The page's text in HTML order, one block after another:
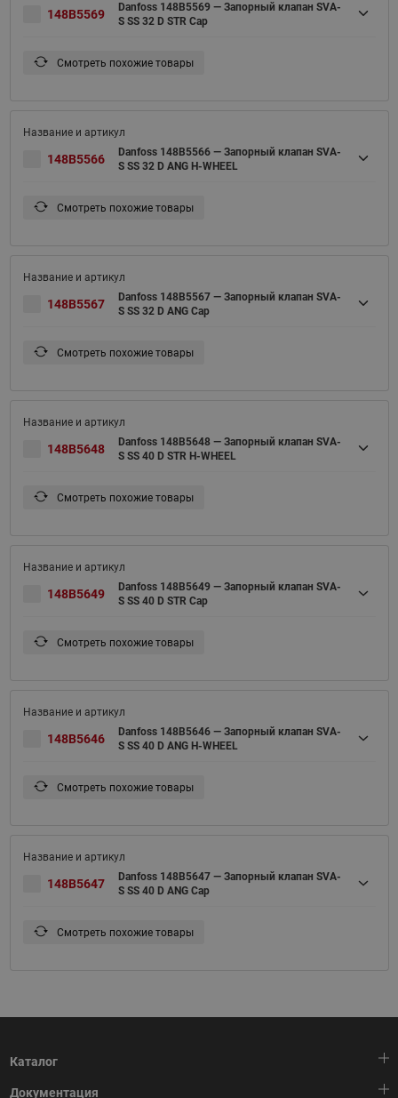
148B5569
Danfoss 148B5569 — Запорный клапан SVA-
S SS 32 D STR Cap
Смотреть похожие товары
148B5566
Danfoss 148B5566 — Запорный клапан SVA-
S SS 32 D ANG H-WHEEL
Смотреть похожие товары
148B5567
Danfoss 148B5567 — Запорный клапан SVA-
S SS 32 D ANG Cap
Смотреть похожие товары
148B5648
Danfoss 148B5648 — Запорный клапан SVA-
S SS 40 D STR H-WHEEL
Смотреть похожие товары
148B5649
Danfoss 148B5649 — Запорный клапан SVA-
S SS 40 D STR Cap
Смотреть похожие товары
148B5646
Danfoss 148B5646 — Запорный клапан SVA-
S SS 40 D ANG H-WHEEL
Смотреть похожие товары
148B5647
Danfoss 148B5647 — Запорный клапан SVA-
S SS 40 D ANG Cap
Смотреть похожие товары
Каталог
Документация